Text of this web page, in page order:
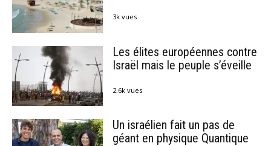
3k vues
Les élites européennes contre
Israël mais le peuple s’éveille
2.6k vues
Un israélien fait un pas de
géant en physique Quantique